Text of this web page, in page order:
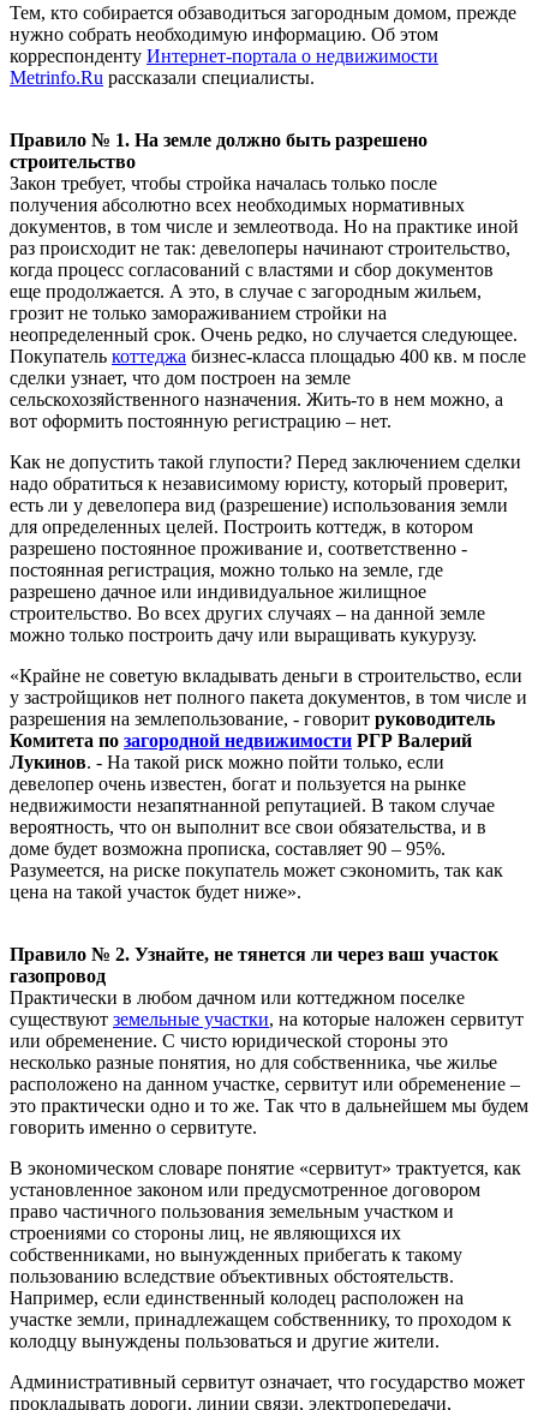
Тем, кто собирается обзаводиться загородным домом, прежде
нужно собрать необходимую информацию. Об этом
корреспонденту Интернет-портала о недвижимости
Metrinfo.Ru рассказали специалисты.
Правило № 1. На земле должно быть разрешено
строительство
Закон требует, чтобы стройка началась только после
получения абсолютно всех необходимых нормативных
документов, в том числе и землеотвода. Но на практике иной
раз происходит не так: девелоперы начинают строительство,
когда процесс согласований с властями и сбор документов
еще продолжается. А это, в случае с загородным жильем,
грозит не только замораживанием стройки на
неопределенный срок. Очень редко, но случается следующее.
Покупатель коттеджа бизнес-класса площадью 400 кв. м после
сделки узнает, что дом построен на земле
сельскохозяйственного назначения. Жить-то в нем можно, а
вот оформить постоянную регистрацию – нет.
Как не допустить такой глупости? Перед заключением сделки
надо обратиться к независимому юристу, который проверит,
есть ли у девелопера вид (разрешение) использования земли
для определенных целей. Построить коттедж, в котором
разрешено постоянное проживание и, соответственно -
постоянная регистрация, можно только на земле, где
разрешено дачное или индивидуальное жилищное
строительство. Во всех других случаях – на данной земле
можно только построить дачу или выращивать кукурузу.
«Крайне не советую вкладывать деньги в строительство, если
у застройщиков нет полного пакета документов, в том числе и
разрешения на землепользование, - говорит руководитель
Комитета по загородной недвижимости РГР Валерий
Лукинов. - На такой риск можно пойти только, если
девелопер очень известен, богат и пользуется на рынке
недвижимости незапятнанной репутацией. В таком случае
вероятность, что он выполнит все свои обязательства, и в
доме будет возможна прописка, составляет 90 – 95%.
Разумеется, на риске покупатель может сэкономить, так как
цена на такой участок будет ниже».
Правило № 2. Узнайте, не тянется ли через ваш участок
газопровод
Практически в любом дачном или коттеджном поселке
существуют земельные участки, на которые наложен сервитут
или обременение. С чисто юридической стороны это
несколько разные понятия, но для собственника, чье жилье
расположено на данном участке, сервитут или обременение –
это практически одно и то же. Так что в дальнейшем мы будем
говорить именно о сервитуте.
В экономическом словаре понятие «сервитут» трактуется, как
установленное законом или предусмотренное договором
право частичного пользования земельным участком и
строениями со стороны лиц, не являющихся их
собственниками, но вынужденных прибегать к такому
пользованию вследствие объективных обстоятельств.
Например, если единственный колодец расположен на
участке земли, принадлежащем собственнику, то проходом к
колодцу вынуждены пользоваться и другие жители.
Административный сервитут означает, что государство может
прокладывать дороги, линии связи, электропередачи,